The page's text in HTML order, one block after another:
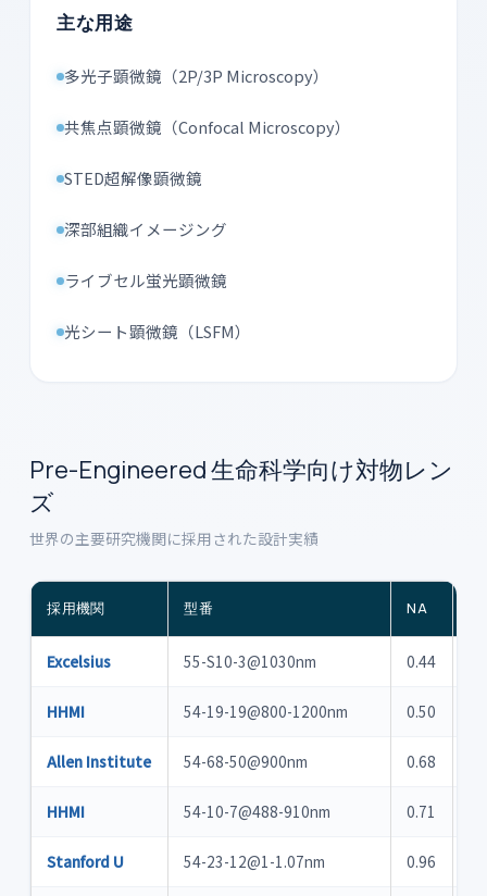
主な用途
多光子顕微鏡（2P/3P Microscopy）
共焦点顕微鏡（Confocal Microscopy）
STED超解像顕微鏡
深部組織イメージング
ライブセル蛍光顕微鏡
光シート顕微鏡（LSFM）
Pre-Engineered 生命科学向け対物レン
ズ
世界の主要研究機関に採用された設計実績
採用機関 型番 NA
Excelsius 55-S10-3@1030nm 0.44
HHMI 54-19-19@800-1200nm 0.50
Allen Institute 54-68-50@900nm 0.68
HHMI 54-10-7@488-910nm 0.71
Stanford U 54-23-12@1-1.07nm 0.96